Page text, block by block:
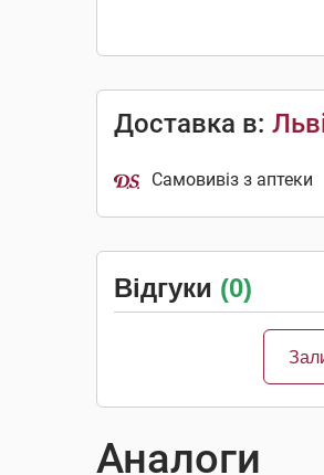
Доставка в:
Самовивіз з аптеки
Відгуки (0)
Аналоги